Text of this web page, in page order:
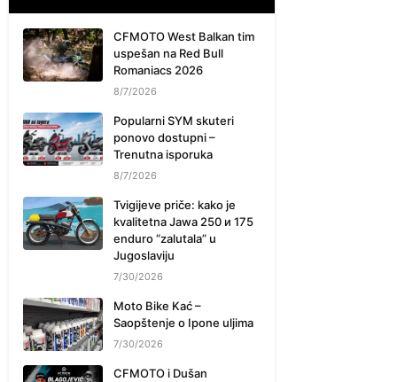
CFMOTO West Balkan tim
uspešan na Red Bull
Romaniacs 2026
8/7/2026
Popularni SYM skuteri
ponovo dostupni –
Trenutna isporuka
8/7/2026
Tvigijeve priče: kako je
kvalitetna Jawa 250 и 175
enduro “zalutala” u
Jugoslaviju
7/30/2026
Moto Bike Kać –
Saopštenje o Ipone uljima
7/30/2026
CFMOTO i Dušan